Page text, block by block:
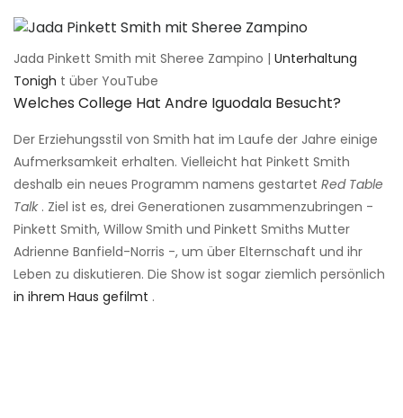
Jada Pinkett Smith mit Sheree Zampino | Unterhaltung
Tonigh t über YouTube
Welches College Hat Andre Iguodala Besucht?
Der Erziehungsstil von Smith hat im Laufe der Jahre einige
Aufmerksamkeit erhalten. Vielleicht hat Pinkett Smith
deshalb ein neues Programm namens gestartet Red Table
Talk. Ziel ist es, drei Generationen zusammenzubringen -
Pinkett Smith, Willow Smith und Pinkett Smiths Mutter
Adrienne Banfield-Norris -, um über Elternschaft und ihr
Leben zu diskutieren. Die Show ist sogar ziemlich persönlich
in ihrem Haus gefilmt .